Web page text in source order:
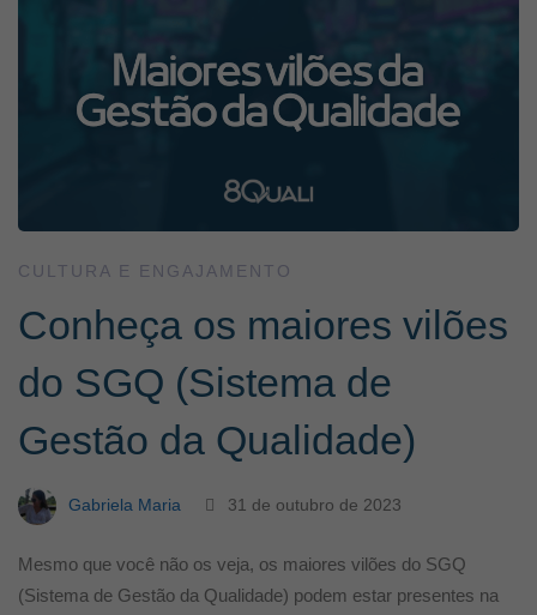
CULTURA E ENGAJAMENTO
Conheça os maiores vilões
do SGQ (Sistema de
Gestão da Qualidade)
Gabriela Maria 31 de outubro de 2023
Mesmo que você não os veja, os maiores vilões do SGQ
(Sistema de Gestão da Qualidade) podem estar presentes na